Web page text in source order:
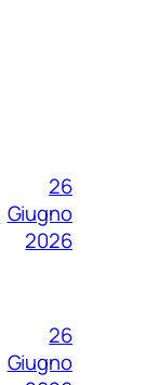
26
Giugno
2026
26
Giugno